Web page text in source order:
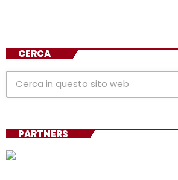
CERCA
PARTNERS